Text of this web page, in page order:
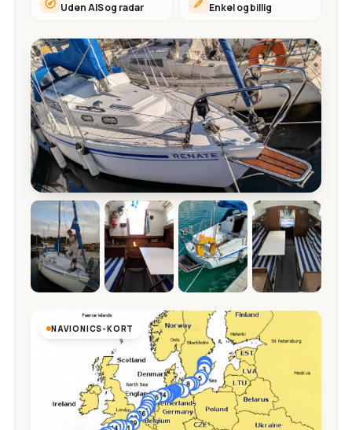
Uden AIS og radar Enkel og billig
NAVIONICS-KORT